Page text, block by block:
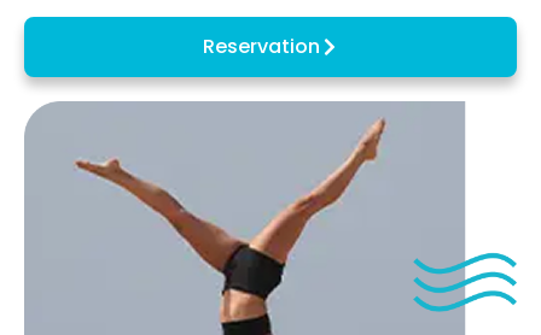
Reservation